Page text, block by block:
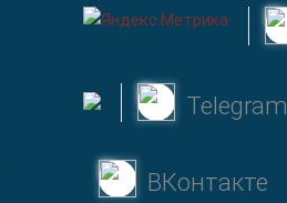
Telegram
ВКонтакте